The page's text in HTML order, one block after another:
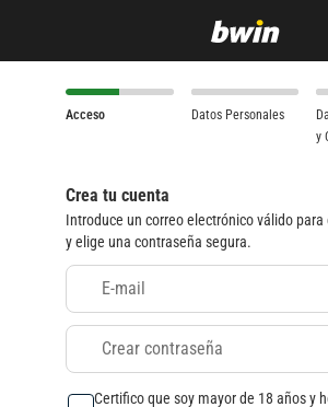
Acceso Datos Personales
y
Crea tu cuenta
Introduce un correo electrónico válido para
y elige una contraseña segura.
E-mail
Crear contraseña
Certifico que soy mayor de 18 años y